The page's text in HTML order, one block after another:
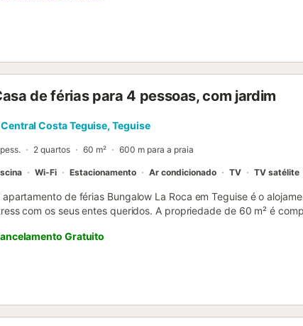
de férias para 4 pessoas, com jardim
Central Costa Teguise, Teguise
2 quartos 60 m² 600 m para a praia
Wi-Fi Estacionamento Ar condicionado TV TV satélite
apartamento de férias Bungalow La Roca em Teguise é o
com os seus entes queridos. A propriedade de 60 m² é
adicionais incluem Wi-Fi de alta velocidade
ar condicionado, bem como uma máquina de lavar
privado coberto para noites relaxantes. Esta propriedade
com uma piscina e um jardim. As ligações de
a pé. Está disponível um lugar de estacionamento na
Gratuito